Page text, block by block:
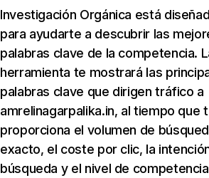
Investigación Orgánica está
para ayudarte a descubrir las
palabras clave de la competencia.
herramienta te mostrará las
palabras clave que dirigen tráfico a
amrelinagarpalika.in, al tiempo que
proporciona el volumen de
exacto, el coste por clic, la
búsqueda y el nivel de